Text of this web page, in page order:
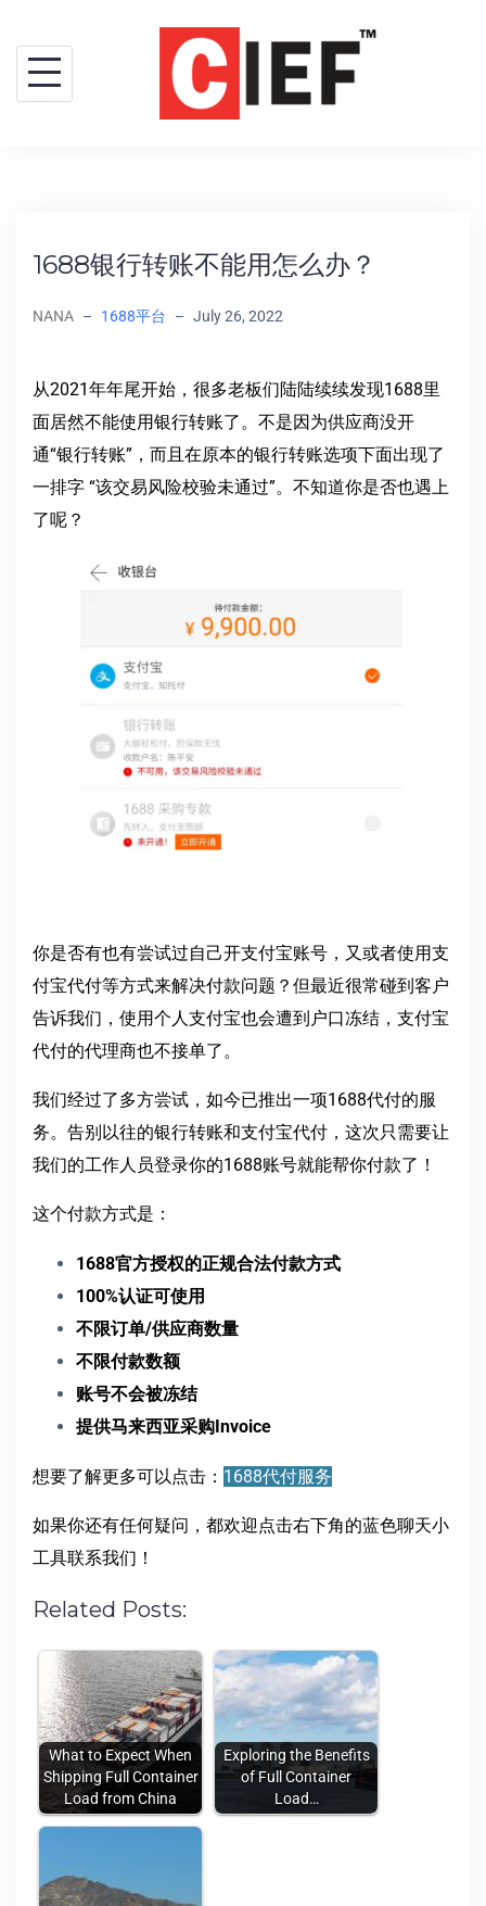
1688银行转账不能用怎么办？
NANA – 1688平台 – July 26, 2022
从2021年年尾开始，很多老板们陆陆续续发现1688里
面居然不能使用银行转账了。不是因为供应商没开
通“银行转账”，而且在原本的银行转账选项下面出现了
一排字 “该交易风险校验未通过”。不知道你是否也遇上
了呢？
你是否有也有尝试过自己开支付宝账号，又或者使用支
付宝代付等方式来解决付款问题？但最近很常碰到客户
告诉我们，使用个人支付宝也会遭到户口冻结，支付宝
代付的代理商也不接单了。
我们经过了多方尝试，如今已推出一项1688代付的服
务。告别以往的银行转账和支付宝代付，这次只需要让
我们的工作人员登录你的1688账号就能帮你付款了！
这个付款方式是：
1688官方授权的正规合法付款方式
100%认证可使用
不限订单/供应商数量
不限付款数额
账号不会被冻结
提供马来西亚采购Invoice
想要了解更多可以点击： 1688代付服务
如果你还有任何疑问，都欢迎点击右下角的蓝色聊天小
工具联系我们！
Related Posts:
What to Expect When
Shipping Full Container
Load from China
Exploring the Benefits
of Full Container
Load…